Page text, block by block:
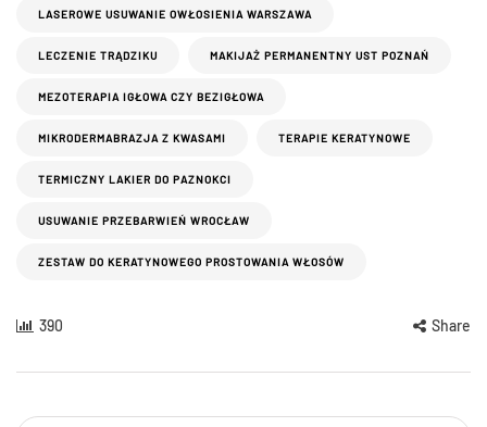
LASEROWE USUWANIE OWŁOSIENIA WARSZAWA
LECZENIE TRĄDZIKU MAKIJAŻ PERMANENTNY UST POZNAŃ
MEZOTERAPIA IGŁOWA CZY BEZIGŁOWA
MIKRODERMABRAZJA Z KWASAMI TERAPIE KERATYNOWE
TERMICZNY LAKIER DO PAZNOKCI
USUWANIE PRZEBARWIEŃ WROCŁAW
ZESTAW DO KERATYNOWEGO PROSTOWANIA WŁOSÓW
390 Share